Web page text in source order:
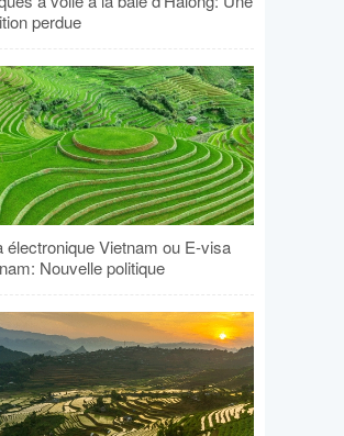
perdue
électronique Vietnam ou E-visa
Nouvelle politique